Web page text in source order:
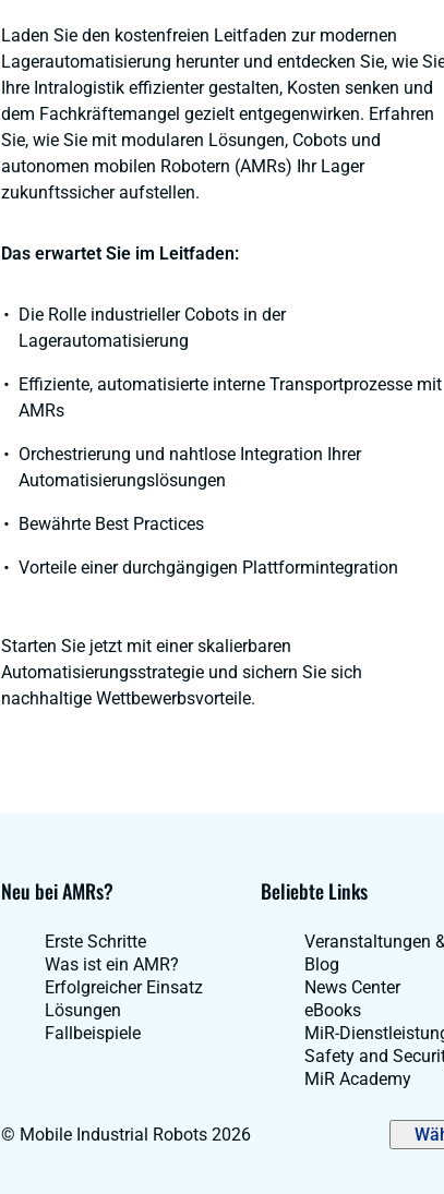
Laden Sie den kostenfreien Leitfaden zur modernen
Lagerautomatisierung herunter und entdecken Sie, wie
Ihre Intralogistik effizienter gestalten, Kosten senken und
dem Fachkräftemangel gezielt entgegenwirken. Erfahren
Sie, wie Sie mit modularen Lösungen, Cobots und
autonomen mobilen Robotern (AMRs) Ihr Lager
zukunftssicher aufstellen.
Das erwartet Sie im Leitfaden:
Die Rolle industrieller Cobots in der
Lagerautomatisierung
Effiziente, automatisierte interne Transportprozesse mit
AMRs
Orchestrierung und nahtlose Integration Ihrer
Automatisierungslösungen
Bewährte Best Practices
Vorteile einer durchgängigen Plattformintegration
Starten Sie jetzt mit einer skalierbaren
Automatisierungsstrategie und sichern Sie sich
nachhaltige Wettbewerbsvorteile.
Neu bei AMRs?
Erste Schritte
Was ist ein AMR?
Erfolgreicher Einsatz
Lösungen
Fallbeispiele
Beliebte Links
Veranstaltungen
Blog
News Center
eBooks
MiR-
Safety and
MiR Academy
© Mobile Industrial Robots 2026